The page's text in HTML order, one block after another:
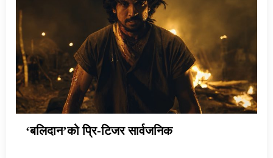
‘बलिदान’को प्रि-टिजर सार्वजनिक